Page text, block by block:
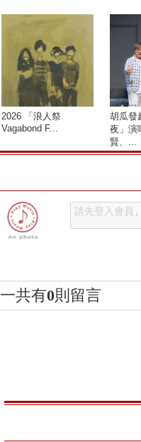
2026 「浪人祭
Vagabond F...
胡瓜發
夜」演
賢、...
一共有0則留言